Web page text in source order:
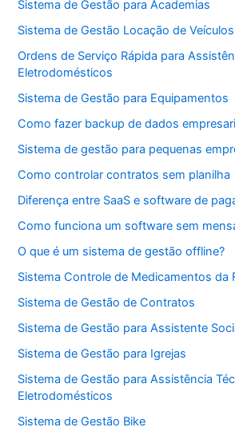
Sistema de Gestão para Academias
Sistema de Gestão Locação de Veículos
Ordens de Serviço Rápida para
Eletrodomésticos
Sistema de Gestão para Equipamentos
Como fazer backup de dados
Sistema de gestão para pequenas
Como controlar contratos sem planilha
Diferença entre SaaS e software de
Como funciona um software sem
O que é um sistema de gestão offline?
Sistema Controle de Medicamentos da
Sistema de Gestão de Contratos
Sistema de Gestão para Assistente
Sistema de Gestão para Igrejas
Sistema de Gestão para Assistência
Eletrodomésticos
Sistema de Gestão Bike